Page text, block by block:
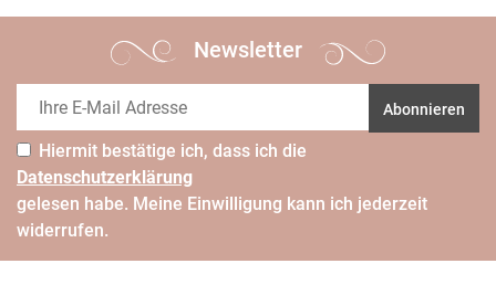
Newsletter
Abonnieren
Hiermit bestätige ich, dass ich die
Daten­schutz­erklärung
gelesen habe. Meine Einwilligung kann ich jederzeit
widerrufen.